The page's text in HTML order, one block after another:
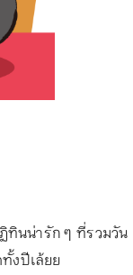
ทินน่ารัก ๆ ที่รวมวัน
งปีเล้ยย